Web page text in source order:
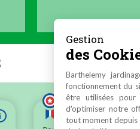
Gestion
des
Barthelemy
fonctionnement du
être utilisées pour
d'optimiser notre
tout moment depuis